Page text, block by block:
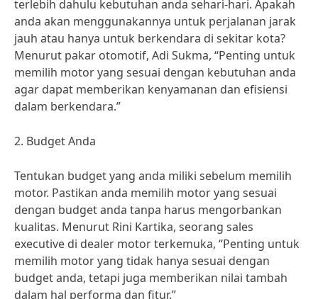
terlebih dahulu kebutuhan anda sehari-hari. Apakah
anda akan menggunakannya untuk perjalanan jarak
jauh atau hanya untuk berkendara di sekitar kota?
Menurut pakar otomotif, Adi Sukma, “Penting untuk
memilih motor yang sesuai dengan kebutuhan anda
agar dapat memberikan kenyamanan dan efisiensi
dalam berkendara.”
2. Budget Anda
Tentukan budget yang anda miliki sebelum memilih
motor. Pastikan anda memilih motor yang sesuai
dengan budget anda tanpa harus mengorbankan
kualitas. Menurut Rini Kartika, seorang sales
executive di dealer motor terkemuka, “Penting untuk
memilih motor yang tidak hanya sesuai dengan
budget anda, tetapi juga memberikan nilai tambah
dalam hal performa dan fitur.”